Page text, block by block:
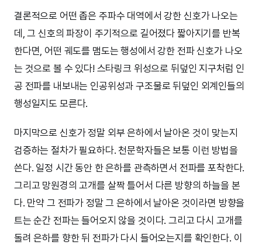
결론적으로 어떤 좁은 주파수 대역에서 강한 신호가 나오는
데, 그 신호의 파장이 주기적으로 길어졌다 짧아지기를 반복
한다면, 어떤 궤도를 맴도는 행성에서 강한 전파 신호가 나오
는 것으로 볼 수 있다! 스타링크 위성으로 뒤덮인 지구처럼 인
공 전파를 내보내는 인공위성과 구조물로 뒤덮인 외계인들의
행성일지도 모른다.
마지막으로 신호가 정말 외부 은하에서 날아온 것이 맞는지
검증하는 절차가 필요하다. 천문학자들은 보통 이런 방법을
쓴다. 일정 시간 동안 한 은하를 관측하면서 전파를 포착한다.
그리고 망원경의 고개를 살짝 틀어서 다른 방향의 하늘을 본
다. 만약 그 전파가 정말 그 은하에서 날아온 것이라면 방향을
트는 순간 전파는 들어오지 않을 것이다. 그리고 다시 고개를
돌려 은하를 향한 뒤 전파가 다시 들어오는지를 확인한다. 이